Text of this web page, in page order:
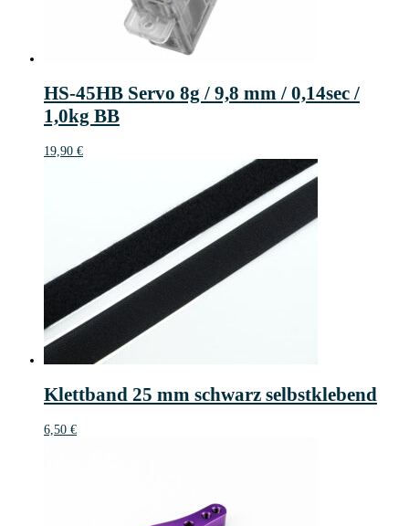
HS-45HB Servo 8g / 9,8 mm / 0,14sec /
1,0kg BB
19,90 €
Klettband 25 mm schwarz selbstklebend
6,50 €